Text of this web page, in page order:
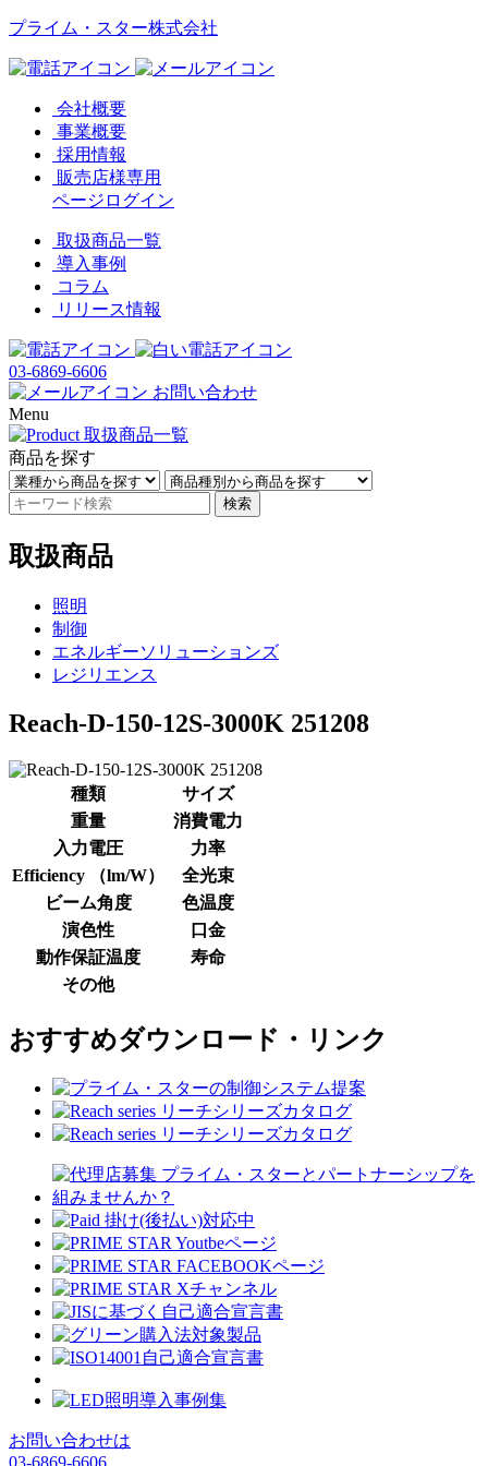
プライム・スター株式会社
会社概要
事業概要
採用情報
販売店様専用
ページログイン
取扱商品一覧
導入事例
コラム
リリース情報
03-6869-6606
お問い合わせ
Menu
商品を探す
検索
取扱商品
照明
制御
エネルギーソリューションズ
レジリエンス
Reach-D-150-12S-3000K 251208
種類
サイズ
重量
消費電力
入力電圧
力率
Efficiency （lm/W）
全光束
ビーム角度
色温度
演色性
口金
動作保証温度
寿命
その他
おすすめダウンロード・リンク
お問い合わせは